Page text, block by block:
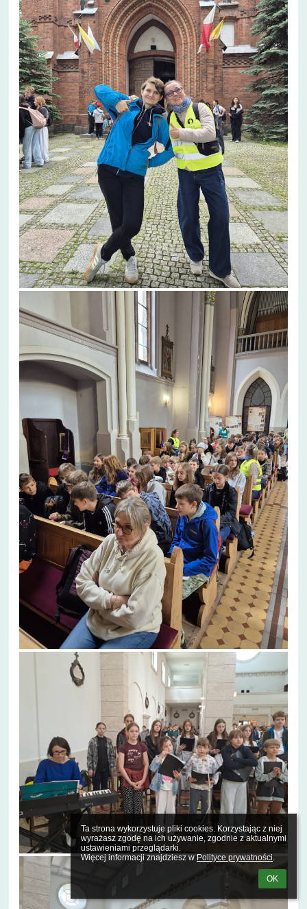
Ta strona wykorzystuje pliki cookies. Korzystając z niej
wyrażasz zgodę na ich używanie, zgodnie z aktualnymi
ustawieniami przeglądarki.
Więcej informacji znajdziesz w Polityce prywatności.
OK